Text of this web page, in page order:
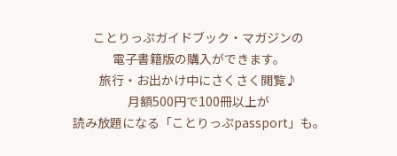
ことりっぷガイドブック・マガジンの
電子書籍版の購入ができます。
旅行・お出かけ中にさくさく閲覧♪
月額500円で100冊以上が
読み放題になる「ことりっぷpassport」も。